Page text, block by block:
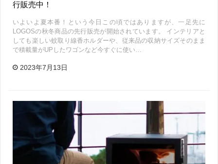
行販売中！
いよいよ夏本番！という今日この頃ではありますが、一足先に
LOGOSの秋冬商品の先行販売が開始されています。 インテリアと
しても楽しい蚊取り線香ホルダーや、従来品の収納サイズそのまま
で積載量がUPしたワゴンなど今すぐに使い…
2023年7月13日